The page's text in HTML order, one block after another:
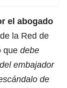
el abogado
la Red de
que debe
embajador
de